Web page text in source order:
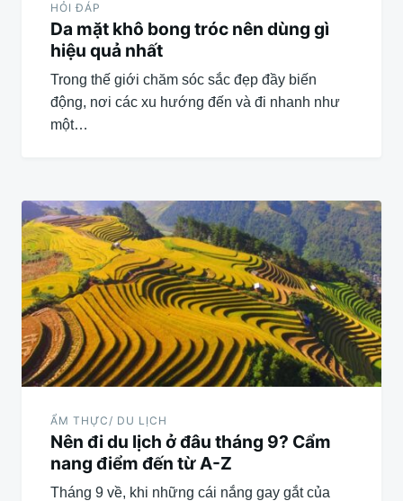
HỎI ĐÁP
Da mặt khô bong tróc nên dùng gì
hiệu quả nhất
Trong thế giới chăm sóc sắc đẹp đầy biến
động, nơi các xu hướng đến và đi nhanh như
một…
ẨM THỰC/ DU LỊCH
Nên đi du lịch ở đâu tháng 9? Cẩm
nang điểm đến từ A-Z
Tháng 9 về, khi những cái nắng gay gắt của